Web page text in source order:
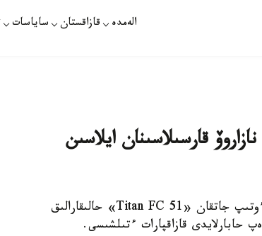
الەمدە قازاقستان ساياسات
قارسىلاسىنان ايلاسىن
استانا. قازاقپارات - الماتىدا م م ا ارالاس جەكپە-جەكتەن ءوتىپ جاتقان «Titan FC 51» حالىقارالىق
حابارلايدى قازاقپارات ءتىلشىسى.